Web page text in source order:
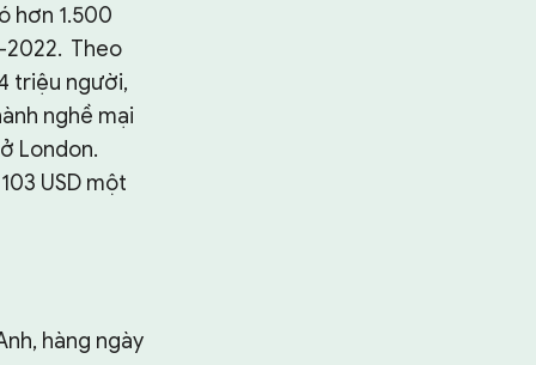
hơn 1.500
2022. Theo
triệu người,
nghề mại
London.
USD một
hàng ngày